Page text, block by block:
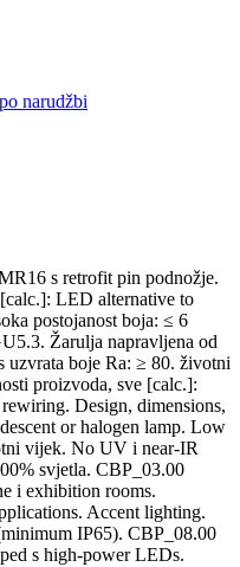
narudžbi
s retrofit pin podnožje.
LED alternative to
postojanost boja: ≤ 6
Žarulja napravljena od
uzvrata boje Ra: ≥ 80. životni
proizvoda, sve [calc.]:
Design, dimensions,
or halogen lamp. Low
vijek. No UV i near-IR
svjetla. CBP_03.00
i exhibition rooms.
Accent lighting.
IP65). CBP_08.00
s high-power LEDs.